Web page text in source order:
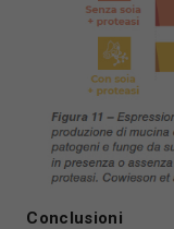
Conclusioni